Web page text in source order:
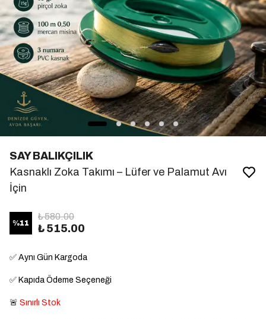
SAY BALIKÇILIK
Kasnaklı Zoka Takımı – Lüfer ve Palamut Avı
İçin
%11
₺ 580.00
₺ 515.00
✅ Aynı Gün Kargoda
✅ Kapıda Ödeme Seçeneği
🚨 Sınırlı Stok